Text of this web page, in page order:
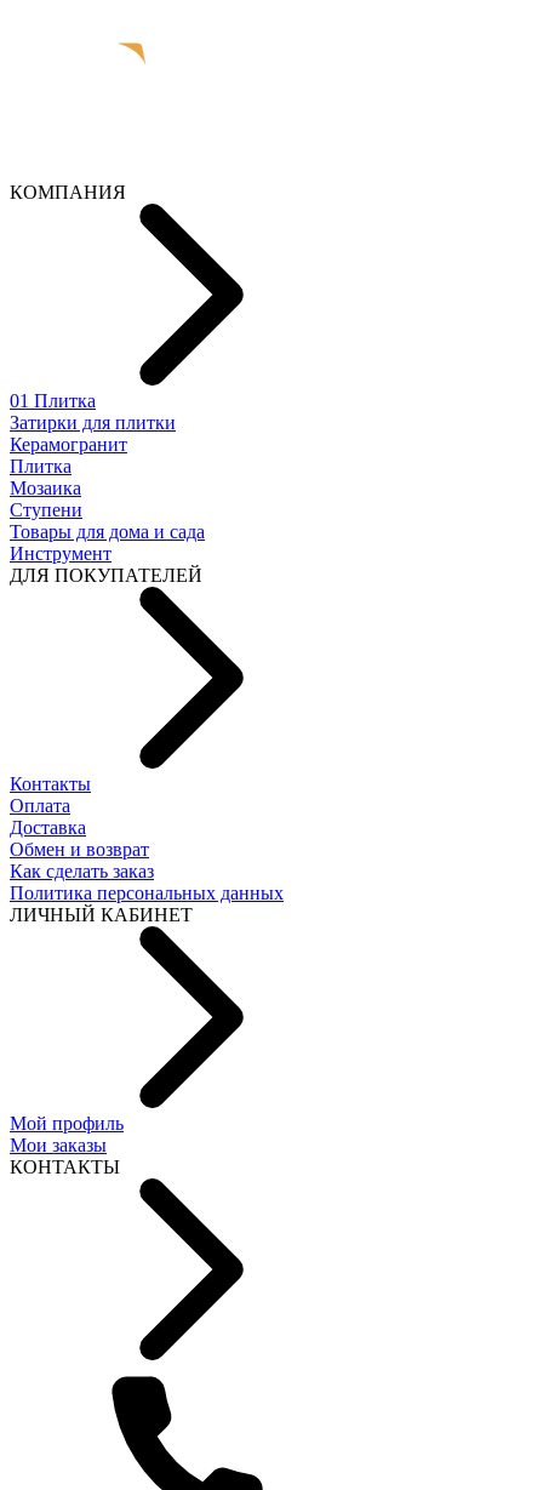
КОМПАНИЯ
01 Плитка
Затирки для плитки
Керамогранит
Плитка
Мозаика
Ступени
Товары для дома и сада
Инструмент
ДЛЯ ПОКУПАТЕЛЕЙ
Контакты
Оплата
Доставка
Обмен и возврат
Как сделать заказ
Политика персональных данных
ЛИЧНЫЙ КАБИНЕТ
Мой профиль
Мои заказы
КОНТАКТЫ